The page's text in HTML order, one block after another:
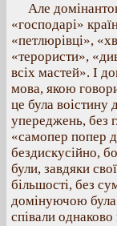
Але
«господарі»
«петлюрівці»,
«терористи»,
всіх мастей». І
мова, якою
це була
упереджень, без
«самопер попер
бездискусійно,
були, завдяки
більшості, без
домінуючою була
співали однаково